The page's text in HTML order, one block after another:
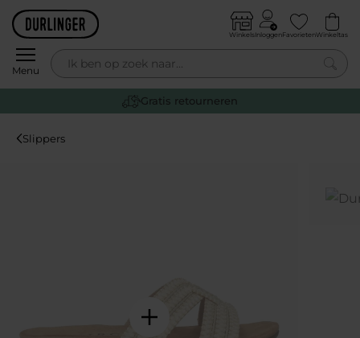
Skip to content
Menu
WinkelsInloggenFavorietenWinkeltas
0
Gratis retourneren
Slippers